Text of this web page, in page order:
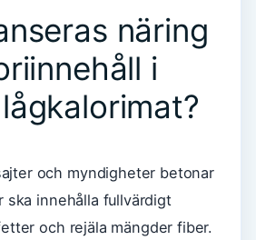
näring
i
och myndigheter betonar
ska innehålla fullvärdigt
och rejäla mängder fiber.